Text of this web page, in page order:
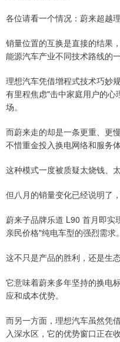
各位请看一个情况：蔚来超越理
销量位置的互换是直接的结果
能源汽车产业不同技术路线的
理想汽车凭借增程式技术巧妙
有里程焦虑"击中家庭用户的
场。
而蔚来走的却是一条更重、更
不惜重金投入换电网络和服务体
这种模式一度被质疑太烧钱、
但八月的销量变化已经说明了
蔚来子品牌乐道 L90 首月即实
亲民价格"纯电车型的强烈需求。
这不只是产品的胜利，还是生
它意味着蔚来多年坚持的换电
应和成本优势。
而另一方面，理想汽车虽然凭
入深水区，它的优势窗口正在收